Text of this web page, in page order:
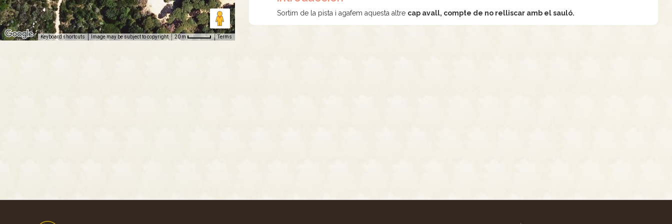
Keyboard shortcuts Image may be subject to copyright 20 m Terms
Sortim de la pista i agafem aquesta altre cap avall, compte de no relliscar amb el sauló.